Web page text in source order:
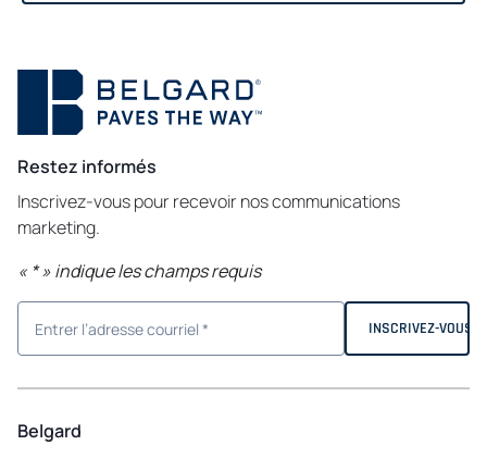
Restez informés
Inscrivez-vous pour recevoir nos communications
marketing.
« *» indique les champs requis
Belgard